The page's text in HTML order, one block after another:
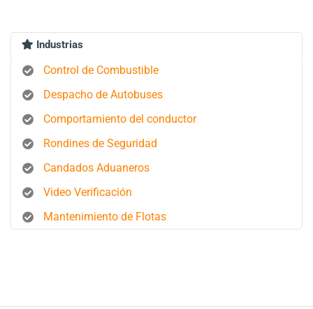
Industrias
Control de Combustible
Despacho de Autobuses
Comportamiento del conductor
Rondines de Seguridad
Candados Aduaneros
Video Verificación
Mantenimiento de Flotas